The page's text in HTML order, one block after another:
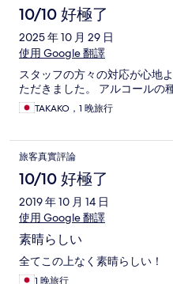
10/10 好極了
2025 年 10 月 29 日
使用 Google 翻譯
スタッフの方々の対応が心地
ただきました。 アルコールの
TAKAKO，1 晚旅行
旅客真實評論
10/10 好極了
2019 年 10 月 14 日
使用 Google 翻譯
素晴らしい
全てこの上なく素晴らしい！
1 晚旅行